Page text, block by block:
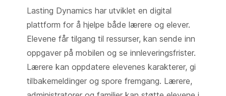
Lasting Dynamics har utviklet en digital
plattform for å hjelpe både lærere og elever.
Elevene får tilgang til ressurser, kan sende inn
oppgaver på mobilen og se innleveringsfrister.
Lærere kan oppdatere elevenes karakterer, gi
tilbakemeldinger og spore fremgang. Lærere,